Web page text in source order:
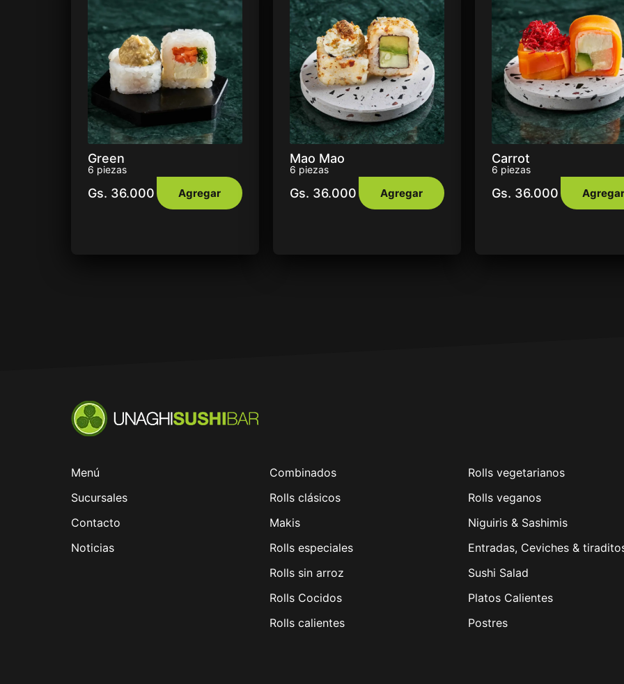
Green
6 piezas
Gs. 36.000 Agregar
Mao Mao
6 piezas
Gs. 36.000 Agregar
Carrot
6 piezas
Gs. 36.000 Agregar
Menú
Sucursales
Contacto
Noticias
Combinados
Rolls clásicos
Makis
Rolls especiales
Rolls sin arroz
Rolls Cocidos
Rolls calientes
Rolls vegetarianos
Rolls veganos
Niguiris & Sashimis
Entradas, Ceviches &
Sushi Salad
Platos Calientes
Postres